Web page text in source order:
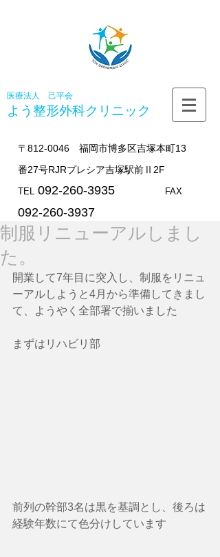
医療法人 己平会
よう整形外科クリニック
〒812-0046 福岡市博多区吉塚本町13
番27号RJRプレシア吉塚駅前Ⅱ2F
TEL 092-260-3935 FAX
092-260-3937
制服リニューアルしまし
た。
開業して7年目に突入し、制服をリニュ
ーアルしようと4月から準備してきまし
て、ようやく全部署で揃いました
まずはリハビリ部
前列の幹部3名は黒を基調とし、後ろは
経験年数にて色分けしています